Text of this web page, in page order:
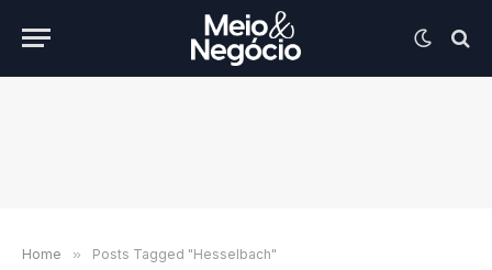
Home » Posts Tagged "Hesselbach"